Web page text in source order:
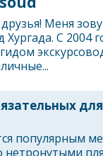
популярным
нетронутыми
Меня
Хургада. С 2004